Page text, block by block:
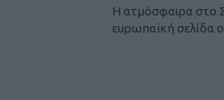
Η ατμόσφαιρα στο
ευρωπαϊκή σελίδα